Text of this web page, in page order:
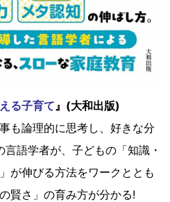
る子育て 』(大和出版)
も論理的に思考し、好きな分
語学者が、子どもの「知識・
が伸びる方法をワークととも
賢さ」の育み方が分かる!